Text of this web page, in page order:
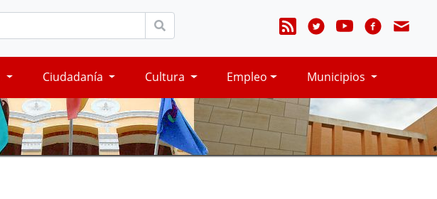
Ciudadanía Cultura Empleo Municipios